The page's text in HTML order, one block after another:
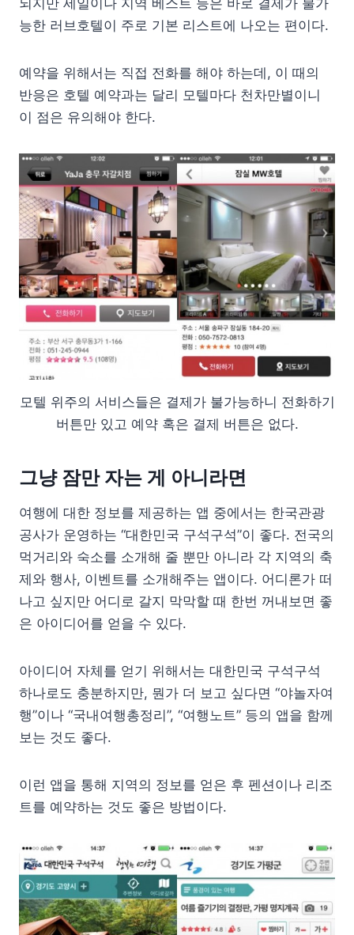
되지만 세일이나 지역 베스트 등은 바로 결제가 불가
능한 러브호텔이 주로 기본 리스트에 나오는 편이다.
예약을 위해서는 직접 전화를 해야 하는데, 이 때의
반응은 호텔 예약과는 달리 모텔마다 천차만별이니
이 점은 유의해야 한다.
모텔 위주의 서비스들은 결제가 불가능하니 전화하기
버튼만 있고 예약 혹은 결제 버튼은 없다.
그냥 잠만 자는 게 아니라면
여행에 대한 정보를 제공하는 앱 중에서는 한국관광
공사가 운영하는 “대한민국 구석구석”이 좋다. 전국의
먹거리와 숙소를 소개해 줄 뿐만 아니라 각 지역의 축
제와 행사, 이벤트를 소개해주는 앱이다. 어디론가 떠
나고 싶지만 어디로 갈지 막막할 때 한번 꺼내보면 좋
은 아이디어를 얻을 수 있다.
아이디어 자체를 얻기 위해서는 대한민국 구석구석
하나로도 충분하지만, 뭔가 더 보고 싶다면 “야놀자여
행”이나 “국내여행총정리”, “여행노트” 등의 앱을 함께
보는 것도 좋다.
이런 앱을 통해 지역의 정보를 얻은 후 펜션이나 리조
트를 예약하는 것도 좋은 방법이다.